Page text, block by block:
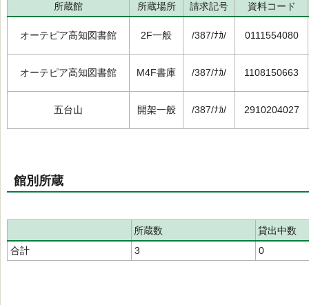
所蔵館 所蔵場所 請求記号 資料コード
オーテピア高知図書館 2F一般 /387/ﾅｶ/ 0111554080
オーテピア高知図書館 M4F書庫 /387/ﾅｶ/ 1108150663
五台山 開架一般 /387/ﾅｶ/ 2910204027
館別所蔵
所蔵数
貸出中数
合計
3 0